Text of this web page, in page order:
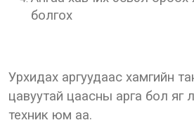
болгох
Урхидах аргуудаас хамгийн
цавуутай цаасны арга бол яг
техник юм аа.